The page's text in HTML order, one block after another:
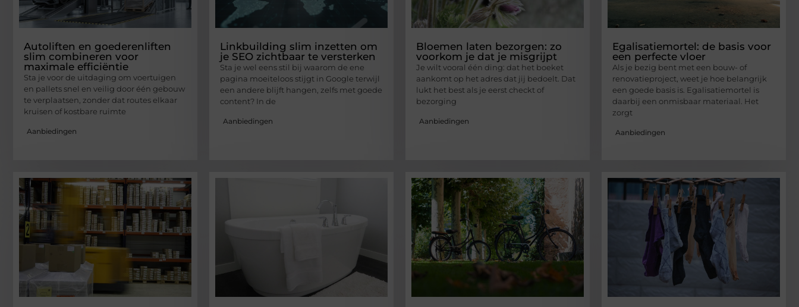
Autoliften en goederenliften
slim combineren voor
maximale efficiëntie
Sta je voor de uitdaging om voertuigen
en pallets snel en veilig door één gebouw
te verplaatsen, zonder dat routes elkaar
kruisen of kostbare ruimte
Aanbiedingen
Linkbuilding slim inzetten om
je SEO zichtbaar te versterken
Sta je wel eens stil bij waarom de ene
pagina moeiteloos stijgt in Google terwijl
een andere blijft hangen, zelfs met goede
content? In de
Aanbiedingen
Bloemen laten bezorgen: zo
voorkom je dat je misgrijpt
Je wilt vooral één ding: dat het boeket
aankomt op het adres dat jij bedoelt. Dat
lukt het best als je eerst checkt of
bezorging
Aanbiedingen
Egalisatiemortel: de basis voor
een perfecte vloer
Als je bezig bent met een bouw- of
renovatieproject, weet je hoe belangrijk
een goede basis is. Egalisatiemortel is
daarbij een onmisbaar materiaal. Het
zorgt
Aanbiedingen